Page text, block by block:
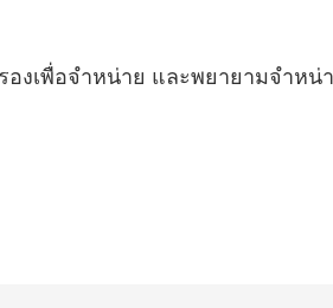
งเพื่อจำหน่าย และพยายามจำห